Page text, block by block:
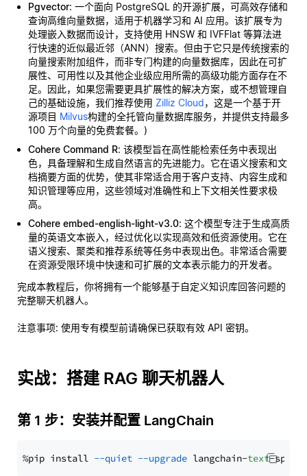
Pgvector: 一个面向 PostgreSQL 的开源扩展，可高效存储和
查询高维向量数据，适用于机器学习和 AI 应用。该扩展专为
处理嵌入数据而设计，支持使用 HNSW 和 IVFFlat 等算法进
行快速的近似最近邻（ANN）搜索。但由于它只是传统搜索的
向量搜索附加组件，而非专门构建的向量数据库，因此在可扩
展性、可用性以及其他企业级应用所需的高级功能方面存在不
足。因此，如果您需要更具扩展性的解决方案，或不想管理自
己的基础设施，我们推荐使用 Zilliz Cloud，这是一个基于开
源项目 Milvus构建的全托管向量数据库服务，并提供支持最多
100 万个向量的免费套餐。)
Cohere Command R: 该模型旨在高性能检索任务中表现出
色，具备理解和生成自然语言的先进能力。它在语义搜索和文
档摘要方面的优势，使其非常适合用于客户支持、内容生成和
知识管理等应用，这些领域对准确性和上下文相关性要求极
高。
Cohere embed-english-light-v3.0: 这个模型专注于生成高质
量的英语文本嵌入，经过优化以实现高效和低资源使用。它在
语义搜索、聚类和推荐系统等任务中表现出色。非常适合需要
在资源受限环境中快速和可扩展的文本表示能力的开发者。
完成本教程后，你将拥有一个能够基于自定义知识库回答问题的
完整聊天机器人。
注意事项: 使用专有模型前请确保已获取有效 API 密钥。
实战：搭建 RAG 聊天机器人
第 1 步：安装并配置 LangChain
%pip install --quiet --upgrade langchain-text